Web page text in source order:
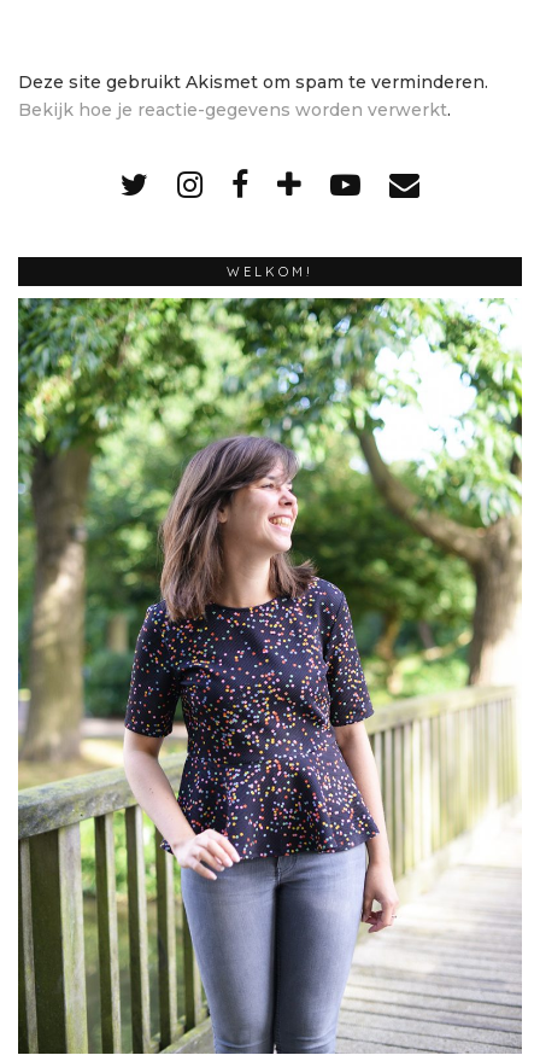
Deze site gebruikt Akismet om spam te verminderen.
Bekijk hoe je reactie-gegevens worden verwerkt.
WELKOM!